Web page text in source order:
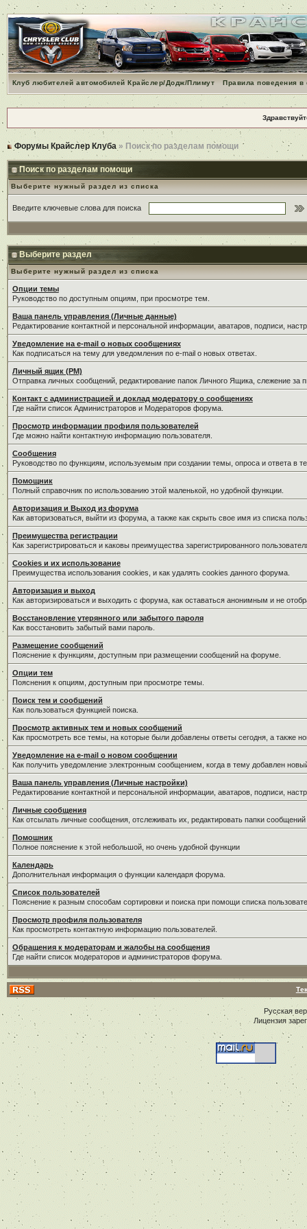
Клуб любителей автомобилей Крайслер/Додж/Плимут Правила поведения
Форумы Крайслер Клуба » Поиск по разделам помощи
Поиск по разделам помощи
Выберите нужный раздел из списка
Введите ключевые слова для поиска
Выберите раздел
Выберите нужный раздел из списка
Опции темы
Руководство по доступным опциям, при просмотре тем.
Ваша панель управления (Личные данные)
Редактирование контактной и персональной информации, аватаров, подписи,
Уведомление на e-mail о новых сообщениях
Как подписаться на тему для уведомления по e-mail о новых ответах.
Личный ящик (PM)
Отправка личных сообщений, редактирование папок Личного Ящика, слежение
Контакт с администрацией и доклад модератору о сообщениях
Где найти список Администраторов и Модераторов форума.
Просмотр информации профиля пользователей
Где можно найти контактную информацию пользователя.
Сообщения
Руководство по функциям, используемым при создании темы, опроса и ответа в
Помощник
Полный справочник по использованию этой маленькой, но удобной функции.
Авторизация и Выход из форума
Как авторизоваться, выйти из форума, а также как скрыть свое имя из списка
Преимущества регистрации
Как зарегистрироваться и каковы преимущества зарегистрированного
Cookies и их использование
Преимущества использования cookies, и как удалять cookies данного форума.
Авторизация и выход
Как авторизироваться и выходить с форума, как оставаться анонимным и не
Восстановление утерянного или забытого пароля
Как восстановить забытый вами пароль.
Размещение сообщений
Пояснение к функциям, доступным при размещении сообщений на форуме.
Опции тем
Пояснения к опциям, доступным при просмотре темы.
Поиск тем и сообщений
Как пользоваться функцией поиска.
Просмотр активных тем и новых сообщений
Как просмотреть все темы, на которые были добавлены ответы сегодня, а также
Уведомление на е-mail о новом сообщении
Как получить уведомление электронным сообщением, когда в тему добавлен
Ваша панель управления (Личные настройки)
Редактирование контактной и персональной информации, аватаров, подписи,
Личные сообщения
Как отсылать личные сообщения, отслеживать их, редактировать папки
Помошник
Полное пояснение к этой небольшой, но очень удобной функции
Календарь
Дополнительная информация о функции календаря форума.
Список пользователей
Пояснение к разным способам сортировки и поиска при помощи списка
Просмотр профиля пользователя
Как просмотреть контактную информацию пользователей.
Обращения к модераторам и жалобы на сообщения
Где найти список модераторов и администраторов форума.
Русская
Лицензия